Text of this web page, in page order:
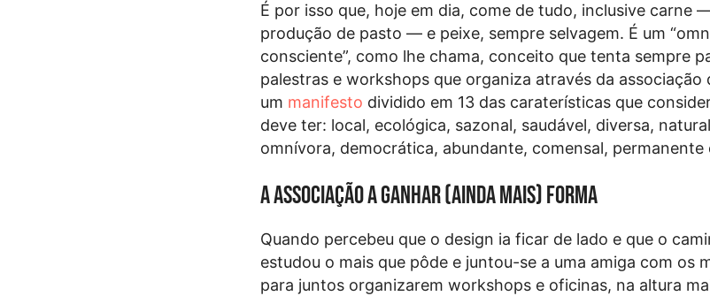
É por isso que, hoje em dia, come de tudo, inclusive carne
produção de pasto — e peixe, sempre selvagem. É um
consciente”, como lhe chama, conceito que tenta sempre
palestras e workshops que organiza através da associação
um manifesto dividido em 13 das caraterísticas que
deve ter: local, ecológica, sazonal, saudável, diversa,
omnívora, democrática, abundante, comensal, permanente
A associação a ganhar (ainda mais) forma
Quando percebeu que o design ia ficar de lado e que o
estudou o mais que pôde e juntou-se a uma amiga com os
para juntos organizarem workshops e oficinas, na altura